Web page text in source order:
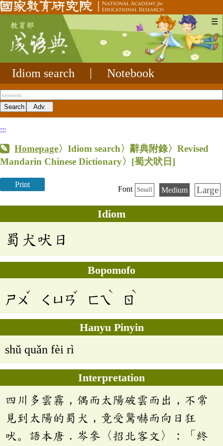
☰
Idiom search Notebook
:::
Homepage〉Idiom search〉辭典附錄〉Revised
Mandarin Chinese Dictionary〉 [蜀犬吠日]
Print
Font Small Medium Large
Idiom
蜀犬吠日
Bopomofo
ㄕㄨ
ˇ
ㄑㄩㄢ
ˇ
ㄈㄟ
ˋ
ㄖ
ˋ
Hanyu Pinyin
shǔ quǎn fèi rì
Interpretation
四川多雲霧，偶而太陽破雲而出，不常
見到太陽的蜀犬，竟受驚嚇而向日狂
吠。語本唐．岑參〈招北客文〉：「終